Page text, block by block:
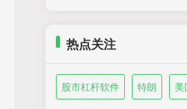
热点关注
股市杠杆软件 特朗 美